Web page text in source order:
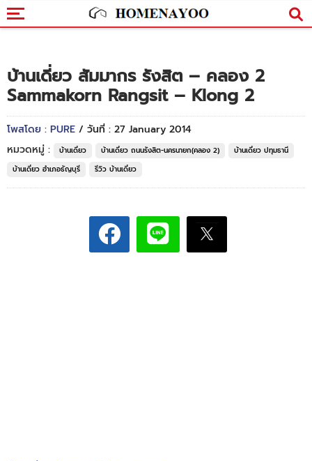
บ้านเดี่ยว สัมมากร รังสิต – คลอง 2
Sammakorn Rangsit – Klong 2
โพสโดย : PURE / วันที่ : 27 January 2014
หมวดหมู่ :
บ้านเดี่ยว บ้านเดี่ยว ถนนรังสิต-นครนายก(คลอง 2)
บ้านเดี่ยว ปทุมธานี
บ้านเดี่ยว อำเภอธัญบุรี
รีวิว บ้านเดี่ยว